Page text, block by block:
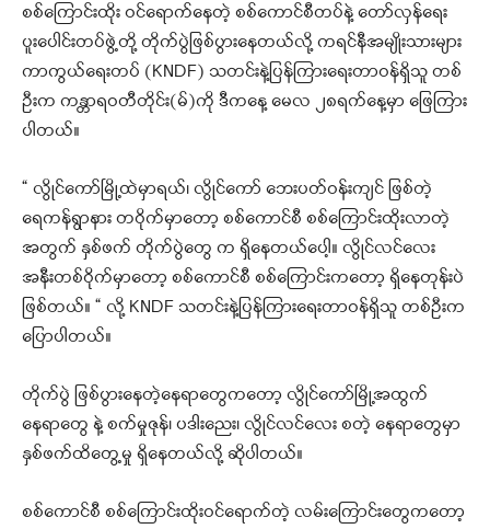
စစ်ကြောင်းထိုး ဝင်ရောက်နေတဲ့ စစ်ကောင်စီတပ်နဲ့ တော်လှန်ရေး
ပူးပေါင်းတပ်ဖွဲ့တို့ တိုက်ပွဲဖြစ်ပွားနေတယ်လို့ ကရင်နီအမျိုးသားများ
ကာကွယ်ရေးတပ် (KNDF) သတင်းနဲ့ပြန်ကြားရေးတာဝန်ရှိသူ တစ်
ဦးက ကန္တာရဝတီတိုင်း(မ်)ကို ဒီကနေ့ မေလ ၂၈ရက်နေ့မှာ ဖြေကြား
ပါတယ်။
“ လွိုင်ကော်မြို့ထဲမှာရယ်၊ လွိုင်ကော် ဘေးပတ်ဝန်းကျင် ဖြစ်တဲ့
ရေကန်ရွာနား တဝိုက်မှာတော့ စစ်ကောင်စီ စစ်ကြောင်းထိုးလာတဲ့
အတွက် နှစ်ဖက် တိုက်ပွဲတွေ က ရှိနေတယ်ပေါ့။ လွိုင်လင်လေး
အနီးတစ်ဝိုက်မှာတော့ စစ်ကောင်စီ စစ်ကြောင်းကတော့ ရှိနေတုန်းပဲ
ဖြစ်တယ်။ “ လို့ KNDF သတင်းနဲ့ပြန်ကြားရေးတာဝန်ရှိသူ တစ်ဦးက
ပြောပါတယ်။
တိုက်ပွဲ ဖြစ်ပွားနေတဲ့နေရာတွေကတော့ လွိုင်ကော်မြို့အထွက်
နေရာတွေ နဲ့ စက်မှုဇုန်၊ ပဒါးညေး၊ လွိုင်လင်လေး စတဲ့ နေရာတွေမှာ
နှစ်ဖက်ထိတွေ့မှု ရှိနေတယ်လို့ ဆိုပါတယ်။
စစ်ကောင်စီ စစ်ကြောင်းထိုးဝင်ရောက်တဲ့ လမ်းကြောင်းတွေကတော့